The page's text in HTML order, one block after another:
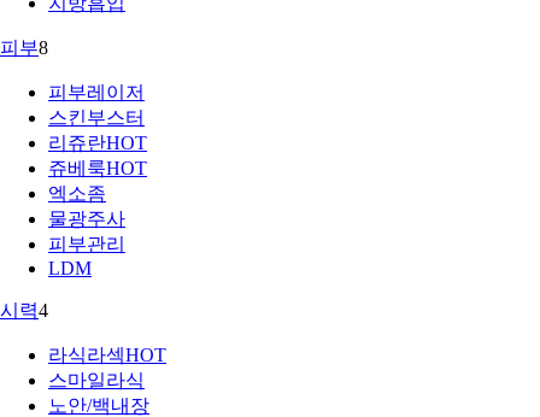
피부8
피부레이저
스킨부스터
리쥬란HOT
쥬베룩HOT
엑소좀
물광주사
피부관리
LDM
시력4
라식라섹HOT
스마일라식
노안/백내장